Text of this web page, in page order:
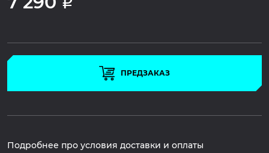
ПРЕДЗАКАЗ
Подробнее про условия доставки и оплаты